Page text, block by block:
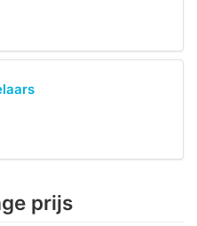
prijs